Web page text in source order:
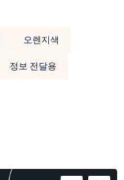
오렌지색
정보 전달용